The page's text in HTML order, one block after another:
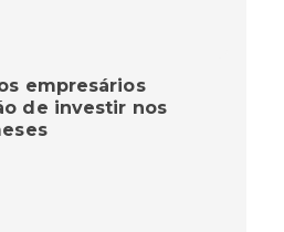
empresários
de investir nos